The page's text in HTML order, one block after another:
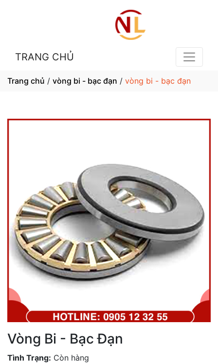
TRANG CHỦ
Trang chủ / vòng bi - bạc đạn / vòng bi - bạc đạn
Vòng Bi - Bạc Đạn
Tình Trạng: Còn hàng